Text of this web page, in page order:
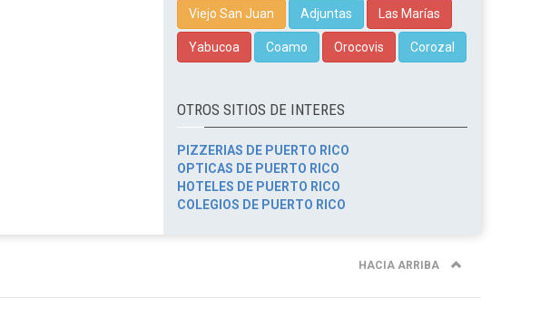
Viejo San Juan Adjuntas Las Marías
Yabucoa Coamo Orocovis Corozal
OTROS SITIOS DE INTERES
PIZZERIAS DE PUERTO RICO
OPTICAS DE PUERTO RICO
HOTELES DE PUERTO RICO
COLEGIOS DE PUERTO RICO
HACIA ARRIBA